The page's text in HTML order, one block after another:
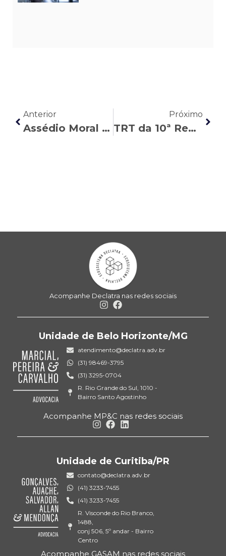
Anterior
Assédio Moral nas relações de trabalho
Próximo
TRT da 10ª Região confirma contratação dos aprovados em concurso da Caixa de 2014
Acompanhe Declatra nas redes sociais
Unidade de Belo Horizonte/MG
atendimento@declatra.adv.br
(31) 98469-3795
(31) 3295-0704
R. Rio Grande do Sul, 1010 -
Bairro Santo Agostinho
Acompanhe MP&C nas redes sociais
Unidade de Curitiba/PR
contato@declatra.adv.br
(41) 3233-7455
(41) 3233-7455
R. Visconde do Rio Branco,
1488,
conj 506, 5º andar - Bairro
Centro
Acompanhe GASAM nas redes sociais